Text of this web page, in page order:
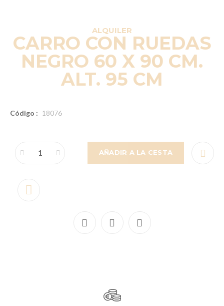
ALQUILER
CARRO CON RUEDAS
NEGRO 60 X 90 CM.
ALT. 95 CM
Código : 18076
AÑADIR A LA CESTA